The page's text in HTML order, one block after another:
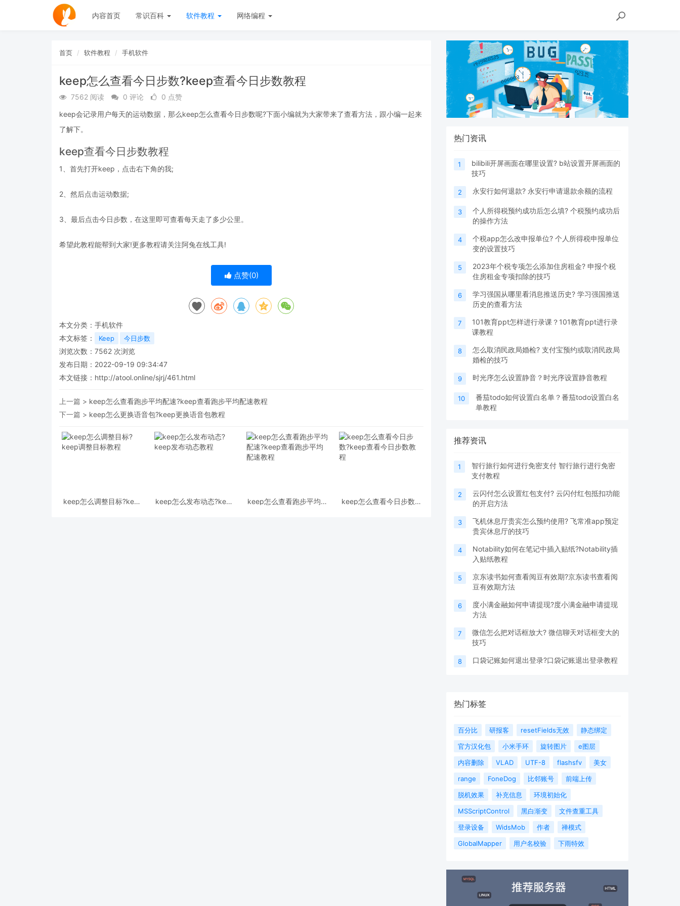
内容首页 常识百科 软件教程 网络编程
首页 软件教程 手机软件
keep怎么查看今日步数?keep查看今日步数教程
7562 阅读 0 评论
0 点赞
keep会记录用户每天的运动数据，那么keep怎么查看今日步数呢?下面小编就为大家带来了查看方法，跟小编一起来
了解下。
keep查看今日步数教程
1、首先打开keep，点击右下角的我;
2、然后点击运动数据;
3、最后点击今日步数，在这里即可查看每天走了多少公里。
希望此教程能帮到大家!更多教程请关注阿兔在线工具!
点赞(0)
本文分类： 手机软件
本文标签：
Keep 今日步数
浏览次数： 7562 次浏览
发布日期：2022-09-19 09:34:47
本文链接： http://atool.online/sjrj/461.html
上一篇 > keep怎么查看跑步平均配速?keep查看跑步平均配速教程
下一篇 > keep怎么更换语音包?keep更换语音包教程
keep怎么调整目标?keep
keep怎么发布动态?keep
keep怎么查看跑步平均配
keep怎么查看今日步数?
热门资讯
1
bilibili开屏画面在哪里设置? b站设置开屏画面的
技巧
2 永安行如何退款? 永安行申请退款余额的流程
3
个人所得税预约成功后怎么填? 个税预约成功后
的操作方法
4
个税app怎么改申报单位? 个人所得税申报单位
变的设置技巧
5
2023年个税专项怎么添加住房租金? 申报个税
住房租金专项扣除的技巧
6
学习强国从哪里看消息推送历史? 学习强国推送
历史的查看方法
7
101教育ppt怎样进行录课？101教育ppt进行录
课教程
8
怎么取消民政局婚检? 支付宝预约或取消民政局
婚检的技巧
9 时光序怎么设置静音？时光序设置静音教程
10
番茄todo如何设置白名单？番茄todo设置白名
单教程
推荐资讯
1
智行旅行如何进行免密支付 智行旅行进行免密
支付教程
2
云闪付怎么设置红包支付? 云闪付红包抵扣功能
的开启方法
3
飞机休息厅贵宾怎么预约使用? 飞常准app预定
贵宾休息厅的技巧
4
Notability如何在笔记中插入贴纸?Notability插
入贴纸教程
5
京东读书如何查看阅豆有效期?京东读书查看阅
豆有效期方法
6
度小满金融如何申请提现?度小满金融申请提现
方法
7
微信怎么把对话框放大? 微信聊天对话框变大的
技巧
8 口袋记账如何退出登录?口袋记账退出登录教程
热门标签
百分比 研报客 resetFields无效
静态绑定
官方汉化包
小米手环 旋转图片
e图层
内容删除
VLAD UTF-8 flashsfv
美女
range
FoneDog 比邻账号
前端上传
脱机效果
补充信息
环境初始化
MSScriptControl
黑白渐变
文件查重工具
登录设备
WidsMob 作者
禅模式
GlobalMapper
用户名校验 下雨特效